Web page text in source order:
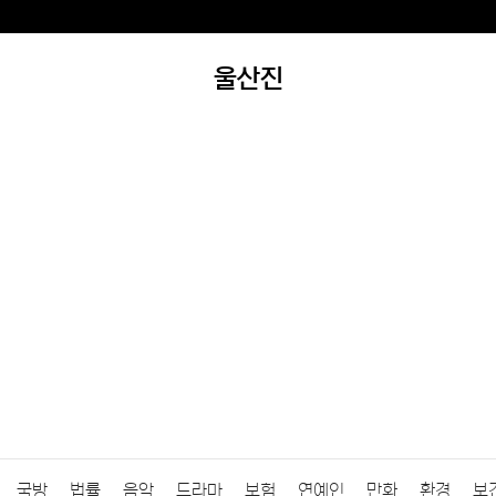
울산진
국방 법률 음악 드라마 보험 연예인 만화 환경 보